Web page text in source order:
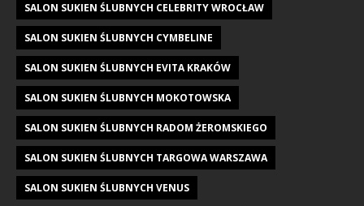
SALON SUKIEN ŚLUBNYCH CELEBRITY WROCŁAW
SALON SUKIEN ŚLUBNYCH CYMBELINE
SALON SUKIEN ŚLUBNYCH EVITA KRAKÓW
SALON SUKIEN ŚLUBNYCH MOKOTOWSKA
SALON SUKIEN ŚLUBNYCH RADOM ŻEROMSKIEGO
SALON SUKIEN ŚLUBNYCH TARGOWA WARSZAWA
SALON SUKIEN ŚLUBNYCH VENUS